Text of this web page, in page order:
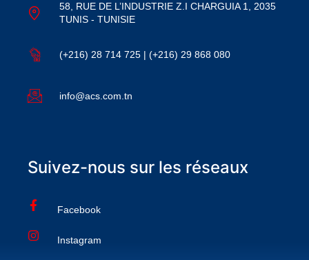
58, RUE DE L’INDUSTRIE Z.I CHARGUIA 1, 2035
TUNIS - TUNISIE
(+216) 28 714 725 | (+216) 29 868 080
info@acs.com.tn
Suivez-nous sur les réseaux
Facebook
Instagram